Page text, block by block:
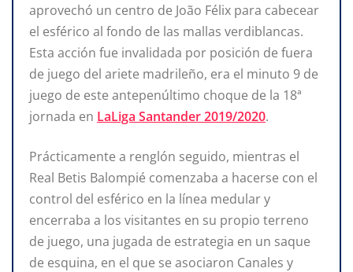
aprovechó un centro de João Félix para cabecear
el esférico al fondo de las mallas verdiblancas.
Esta acción fue invalidada por posición de fuera
de juego del ariete madrileño, era el minuto 9 de
juego de este antepenúltimo choque de la 18ª
jornada en LaLiga Santander 2019/2020.
Prácticamente a renglón seguido, mientras el
Real Betis Balompié comenzaba a hacerse con el
control del esférico en la línea medular y
encerraba a los visitantes en su propio terreno
de juego, una jugada de estrategia en un saque
de esquina, en el que se asociaron Canales y